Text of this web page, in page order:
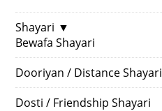
Shayari ▼
Bewafa Shayari
Dooriyan / Distance Shayari
Dosti / Friendship Shayari